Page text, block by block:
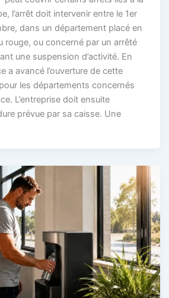
l’arrêt doit intervenir entre le 1er
dans un département placé en
rouge, ou concerné par un arrêté
une suspension d’activité. En
a avancé l’ouverture de cette
les départements concernés
L’entreprise doit ensuite
prévue par sa caisse. Une